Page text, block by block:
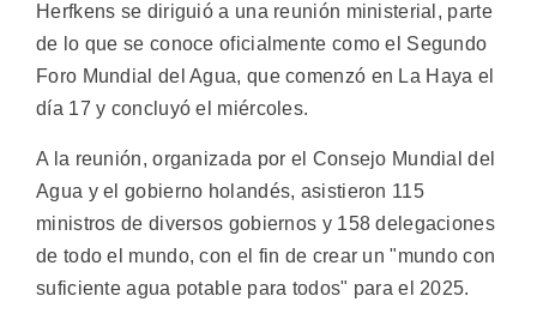
Herfkens se diriguió a una reunión ministerial, parte
de lo que se conoce oficialmente como el Segundo
Foro Mundial del Agua, que comenzó en La Haya el
día 17 y concluyó el miércoles.
A la reunión, organizada por el Consejo Mundial del
Agua y el gobierno holandés, asistieron 115
ministros de diversos gobiernos y 158 delegaciones
de todo el mundo, con el fin de crear un "mundo con
suficiente agua potable para todos" para el 2025.